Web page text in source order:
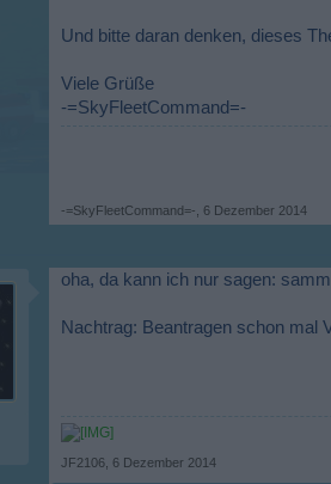
Und bitte daran denken, dieses
Viele Grüße
-=SkyFleetCommand=-
-=SkyFleetCommand=- 6 Dezember 2014
oha, da kann ich nur sagen:
Nachtrag: Beantragen schon mal
JF2106 6 Dezember 2014